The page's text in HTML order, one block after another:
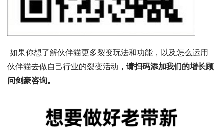
伙伴猫去做自己行业的裂变活动 ，请扫码添加我们的增长顾
问剑豪咨询。